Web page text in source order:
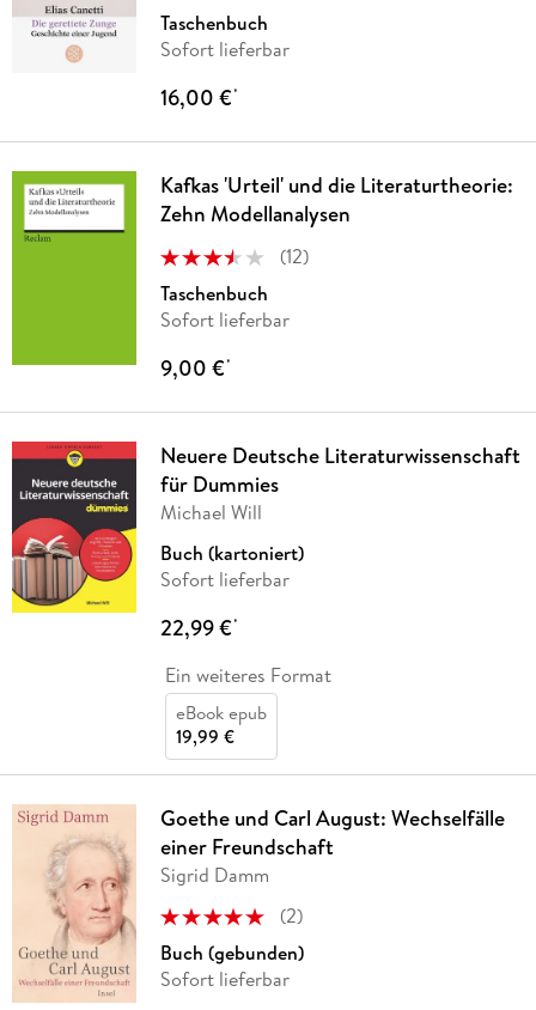
Taschenbuch
Sofort lieferbar
16,00 €*
Kafkas 'Urteil' und die Literaturtheorie:
Zehn Modellanalysen
(12)
Taschenbuch
Sofort lieferbar
9,00 €*
Neuere Deutsche Literaturwissenschaft
für Dummies
Michael Will
Buch (kartoniert)
Sofort lieferbar
22,99 €*
Ein weiteres Format
eBook epub
19,99 €
Goethe und Carl August: Wechselfälle
einer Freundschaft
Sigrid Damm
(2)
Buch (gebunden)
Sofort lieferbar